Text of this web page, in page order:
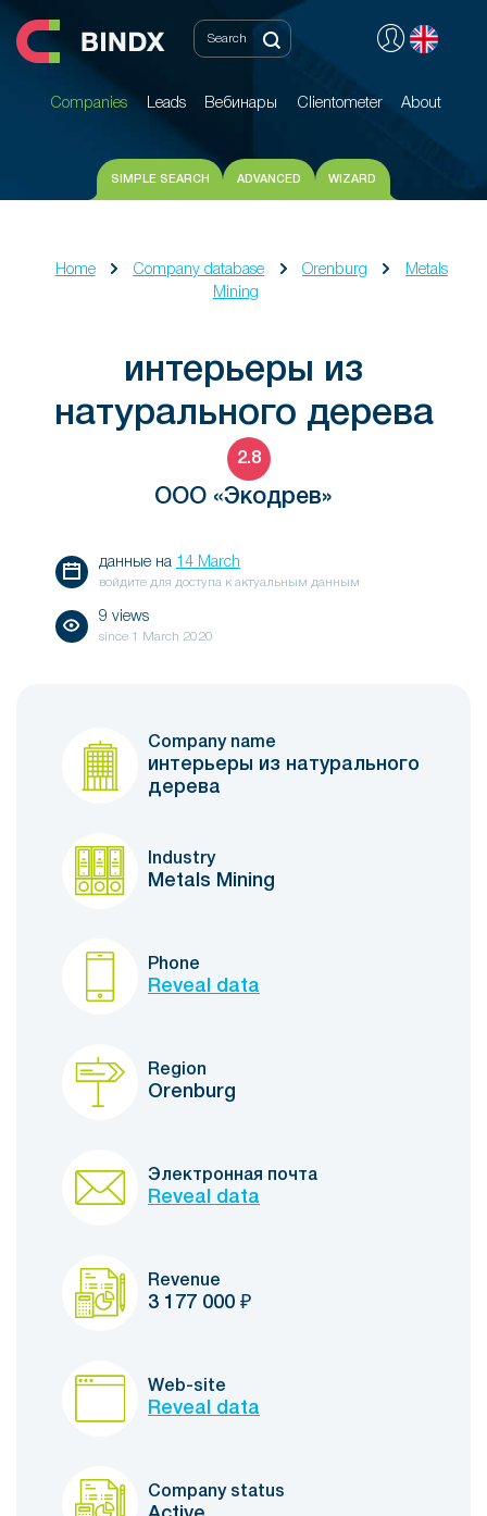
Companies Leads Вебинары Clientometer About
Companies Leads Вебинары Clientometer About
SIMPLE SEARCH ADVANCED WIZARD
Home Company database Orenburg
Metals
Mining
интерьеры из
натурального дерева
2.8
ООО «Экодрев»
данные на 14 March
войдите для доступа к актуальным данным
9 views
since 1 March 2020
Company name
интерьеры из натурального
дерева
Industry
Metals Mining
Phone
Reveal data
Region
Orenburg
Электронная почта
Reveal data
Revenue
3 177 000 ₽
Web-site
Reveal data
Company status